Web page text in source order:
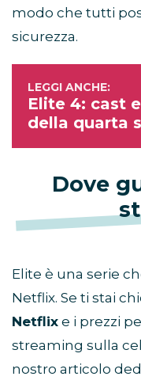
modo che tutti
sicurezza.
Elite 4: cast
della quarta
Dove
Elite è una serie
Netflix. Se ti stai
Netflix e i prezzi
streaming sulla
nostro articolo